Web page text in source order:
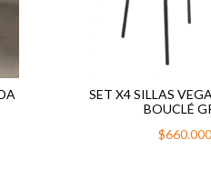
SET X4 SILLAS
BOUCLÉ
$660.000